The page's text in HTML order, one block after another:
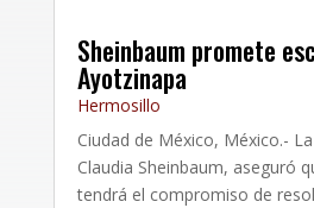
Sheinbaum promete
Ayotzinapa
Hermosillo
Ciudad de México, México.-
Claudia Sheinbaum, aseguró
tendrá el compromiso de